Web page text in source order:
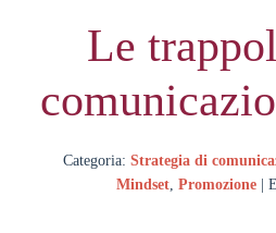
Le
Categoria: Strategia di
Mindset, Promozione|